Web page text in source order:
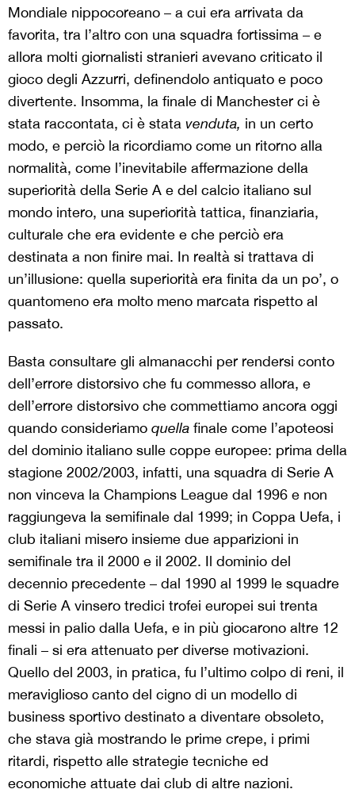
Mondiale nippocoreano – a cui era arrivata da
favorita, tra l’altro con una squadra fortissima – e
allora molti giornalisti stranieri avevano criticato il
gioco degli Azzurri, definendolo antiquato e poco
divertente. Insomma, la finale di Manchester ci è
stata raccontata, ci è stata venduta, in un certo
modo, e perciò la ricordiamo come un ritorno alla
normalità, come l’inevitabile affermazione della
superiorità della Serie A e del calcio italiano sul
mondo intero, una superiorità tattica, finanziaria,
culturale che era evidente e che perciò era
destinata a non finire mai. In realtà si trattava di
un’illusione: quella superiorità era finita da un po’, o
quantomeno era molto meno marcata rispetto al
passato.
Basta consultare gli almanacchi per rendersi conto
dell’errore distorsivo che fu commesso allora, e
dell’errore distorsivo che commettiamo ancora oggi
quando consideriamo quella finale come l’apoteosi
del dominio italiano sulle coppe europee: prima della
stagione 2002/2003, infatti, una squadra di Serie A
non vinceva la Champions League dal 1996 e non
raggiungeva la semifinale dal 1999; in Coppa Uefa, i
club italiani misero insieme due apparizioni in
semifinale tra il 2000 e il 2002. Il dominio del
decennio precedente – dal 1990 al 1999 le squadre
di Serie A vinsero tredici trofei europei sui trenta
messi in palio dalla Uefa, e in più giocarono altre 12
finali – si era attenuato per diverse motivazioni.
Quello del 2003, in pratica, fu l’ultimo colpo di reni, il
meraviglioso canto del cigno di un modello di
business sportivo destinato a diventare obsoleto,
che stava già mostrando le prime crepe, i primi
ritardi, rispetto alle strategie tecniche ed
economiche attuate dai club di altre nazioni.